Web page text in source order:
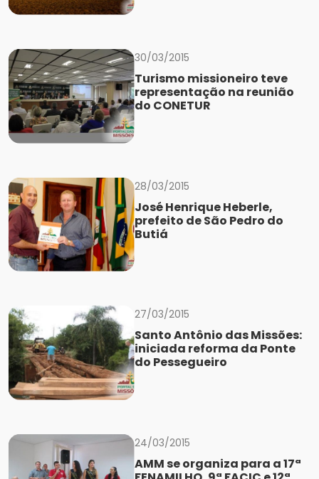
30/03/2015
Turismo missioneiro teve
representação na reunião
do CONETUR
28/03/2015
José Henrique Heberle,
prefeito de São Pedro do
Butiá
27/03/2015
Santo Antônio das Missões:
iniciada reforma da Ponte
do Pessegueiro
24/03/2015
AMM se organiza para a 17ª